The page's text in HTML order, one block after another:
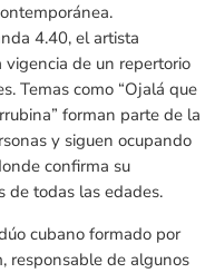
4.40, el artista
de un repertorio
Temas como “Ojalá que
forman parte de la
y siguen ocupando
confirma su
de todas las edades.
cubano formado por
responsable de algunos